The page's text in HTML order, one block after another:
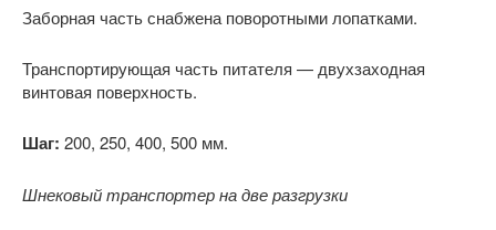
Заборная часть снабжена поворотными лопатками.
Транспортирующая часть питателя — двухзаходная
винтовая поверхность.
Шаг: 200, 250, 400, 500 мм.
Шнековый транспортер на две разгрузки